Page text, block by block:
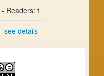
Readers: 1
-see details